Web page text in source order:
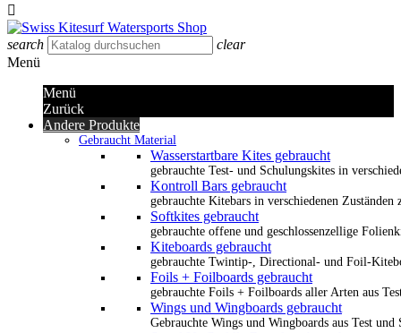

search
clear
Menü
Menü
Zurück
Andere Produkte
Gebraucht Material
Wasserstartbare Kites gebraucht
gebrauchte Test- und Schulungskites in
Kontroll Bars gebraucht
gebrauchte Kitebars in verschiedenen Zuständen
Softkites gebraucht
gebrauchte offene und geschlossenzellige
Kiteboards gebraucht
gebrauchte Twintip-, Directional- und Foil-
Foils + Foilboards gebraucht
gebrauchte Foils + Foilboards aller Arten aus
Wings und Wingboards gebraucht
Gebrauchte Wings und Wingboards aus Test und